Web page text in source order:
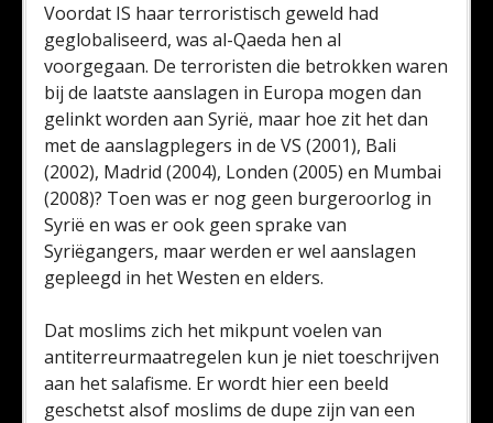
Voordat IS haar terroristisch geweld had
geglobaliseerd, was al-Qaeda hen al
voorgegaan. De terroristen die betrokken waren
bij de laatste aanslagen in Europa mogen dan
gelinkt worden aan Syrië, maar hoe zit het dan
met de aanslagplegers in de VS (2001), Bali
(2002), Madrid (2004), Londen (2005) en Mumbai
(2008)? Toen was er nog geen burgeroorlog in
Syrië en was er ook geen sprake van
Syriëgangers, maar werden er wel aanslagen
gepleegd in het Westen en elders.
Dat moslims zich het mikpunt voelen van
antiterreurmaatregelen kun je niet toeschrijven
aan het salafisme. Er wordt hier een beeld
geschetst alsof moslims de dupe zijn van een